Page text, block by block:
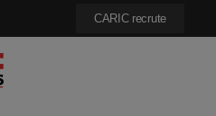
CARIC recrute